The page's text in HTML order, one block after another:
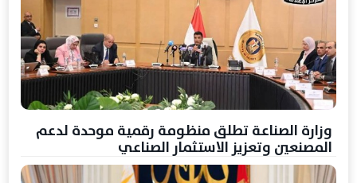
وزارة الصناعة تطلق منظومة رقمية موحدة لدعم
المصنعين وتعزيز الاستثمار الصناعي